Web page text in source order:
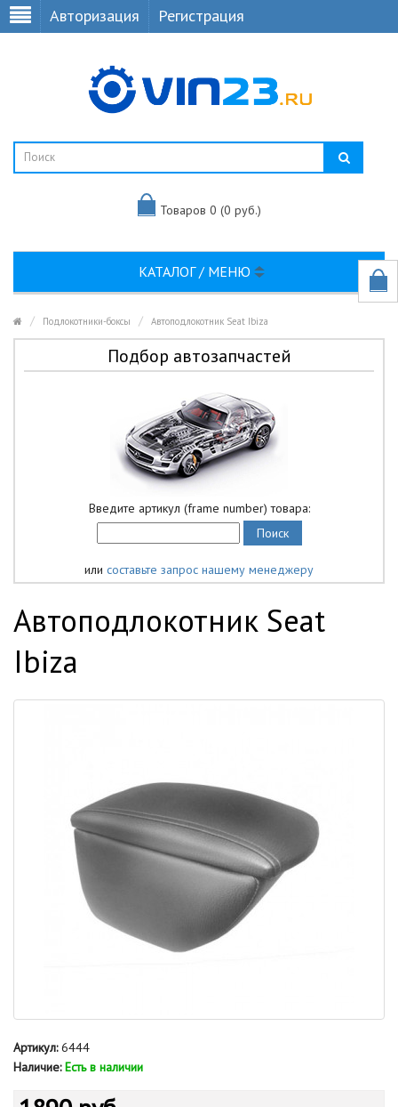
Авторизация Регистрация
Товаров 0 (0 руб.)
КАТАЛОГ / МЕНЮ
Подлокотники-боксы Автоподлокотник Seat Ibiza
Подбор автозапчастей
Введите артикул (frame number) товара:
или составьте запрос нашему менеджеру
Автоподлокотник Seat
Ibiza
Артикул:6444
Наличие: Есть в наличии